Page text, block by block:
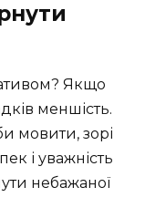
Якщо
меншість.
мовити, зорі
і уважність
небажаної